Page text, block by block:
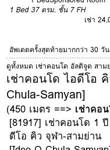
1 Bed 37 ตรม. ชั้น 7 FH
เช่า
อัพเดตครั้งสุดท้ายมากกว่า 30 วัน
ดูทั้งหมด เช่าคอนโด อัลติจูด สาม
เช่าคอนโด ไอดีโอ
Chula-Samyan]
(450 เมตร ==> เช่าคอ
[81917] เช่าคอนโด 1
ดีโอ คิว จุฬา-สามย่าน